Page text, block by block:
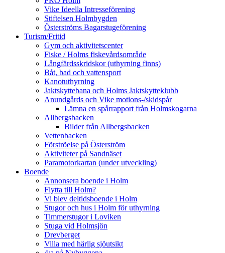
Vike Ideella Intresseförening
Stiftelsen Holmbygden
Österströms Bagarstugeförening
Turism/Fritid
Gym och aktivitetscenter
Fiske / Holms fiskevårdsområde
Långfärdsskridskor (uthyrning finns)
Båt, bad och vattensport
Kanotuthyrning
Jaktskyttebana och Holms Jaktskytteklubb
Anundgårds och Vike motions-/skidspår
Lämna en spårrapport från Holmskogarna
Allbergsbacken
Bilder från Allbergsbacken
Vettenbacken
Förströelse på Österström
Aktiviteter på Sandnäset
Paramotorkartan (under utveckling)
Boende
Annonsera boende i Holm
Flytta till Holm?
Vi blev deltidsboende i Holm
Stugor och hus i Holm för uthyrning
Timmerstugor i Loviken
Stuga vid Holmsjön
Drevberget
Villa med härlig sjöutsikt